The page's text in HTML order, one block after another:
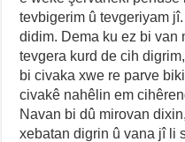
tevbigerim û tevgeriyam
didim. Dema ku ez bi van
tevgera kurd de cih
bi civaka xwe re parve
civakê nahêlin em
Navan bi dû mirovan
xebatan digrin û vana jî li